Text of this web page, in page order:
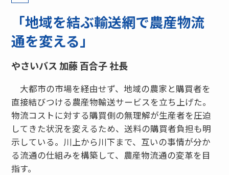
「地域を結ぶ輸送網で農産物流
通を変える」
やさいバス 加藤 百合子 社長
大都市の市場を経由せず、地域の農家と購買者を
直接結びつける農産物輸送サービスを立ち上げた。
物流コストに対する購買側の無理解が生産者を圧迫
してきた状況を変えるため、送料の購買者負担も明
示している。川上から川下まで、互いの事情が分か
る流通の仕組みを構築して、農産物流通の変革を目
指す。